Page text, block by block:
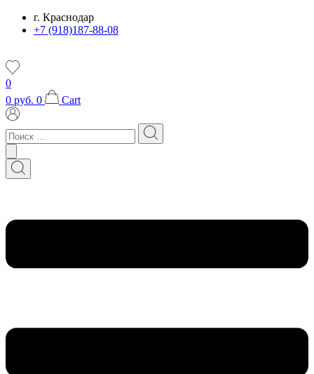
Перейтиг. Краснодар
+7 (918)187-88-08
0
0 руб. 0 Cart